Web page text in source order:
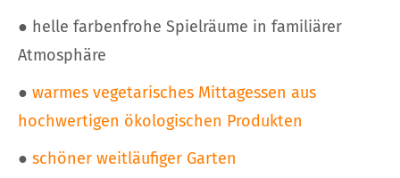
● helle farbenfrohe Spielräume in familiärer
Atmosphäre
● warmes vegetarisches Mittagessen aus
hochwertigen ökologischen Produkten
● schöner weitläufiger Garten